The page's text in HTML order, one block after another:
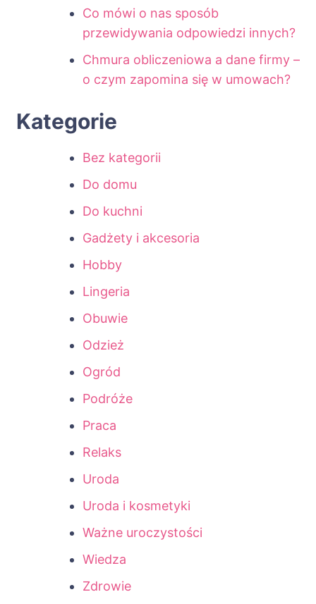
Co mówi o nas sposób
przewidywania odpowiedzi innych?
Chmura obliczeniowa a dane firmy –
o czym zapomina się w umowach?
Kategorie
Bez kategorii
Do domu
Do kuchni
Gadżety i akcesoria
Hobby
Lingeria
Obuwie
Odzież
Ogród
Podróże
Praca
Relaks
Uroda
Uroda i kosmetyki
Ważne uroczystości
Wiedza
Zdrowie